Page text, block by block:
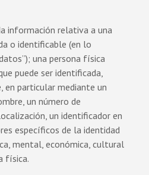
información relativa a una
o identificable (en lo
una persona física
puede ser identificada,
en particular mediante un
un número de
un identificador en
específicos de la identidad
mental, económica, cultural
física.